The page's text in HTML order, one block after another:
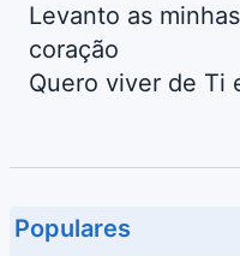
Levanto as
coração
Quero viver de Ti
Populares